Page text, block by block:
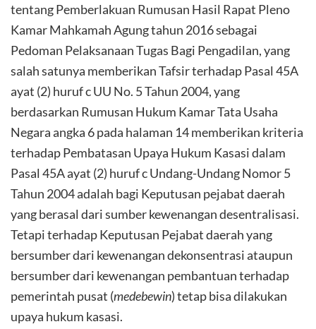
tentang Pemberlakuan Rumusan Hasil Rapat Pleno
Kamar Mahkamah Agung tahun 2016 sebagai
Pedoman Pelaksanaan Tugas Bagi Pengadilan, yang
salah satunya memberikan Tafsir terhadap Pasal 45A
ayat (2) huruf c UU No. 5 Tahun 2004, yang
berdasarkan Rumusan Hukum Kamar Tata Usaha
Negara angka 6 pada halaman 14 memberikan kriteria
terhadap Pembatasan Upaya Hukum Kasasi dalam
Pasal 45A ayat (2) huruf c Undang-Undang Nomor 5
Tahun 2004 adalah bagi Keputusan pejabat daerah
yang berasal dari sumber kewenangan desentralisasi.
Tetapi terhadap Keputusan Pejabat daerah yang
bersumber dari kewenangan dekonsentrasi ataupun
bersumber dari kewenangan pembantuan terhadap
pemerintah pusat (medebewin) tetap bisa dilakukan
upaya hukum kasasi.